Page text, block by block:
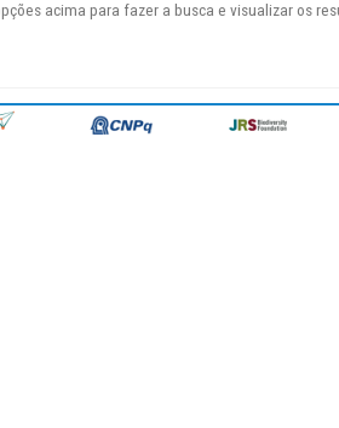
acima para fazer a busca e visualizar os